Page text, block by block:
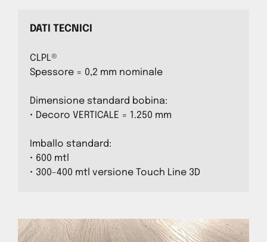
DATI TECNICI
CLPL®
Spessore = 0,2 mm nominale
Dimensione standard bobina:
• Decoro VERTICALE = 1.250 mm
Imballo standard:
• 600 mtl
• 300-400 mtl versione Touch Line 3D